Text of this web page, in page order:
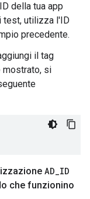
della tua app
test, utilizza l'ID
precedente.
il tag
mostrato, si
AD_ID
che funzionino